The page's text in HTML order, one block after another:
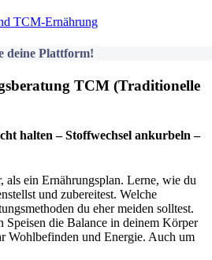
TCM-Ernährung
deine Plattform!
TCM (Traditionelle
halten – Stoffwechsel ankurbeln –
als ein Ernährungsplan. Lerne, wie du
und zubereitest. Welche
du eher meiden solltest.
die Balance in deinem Körper
Wohlbefinden und Energie. Auch um